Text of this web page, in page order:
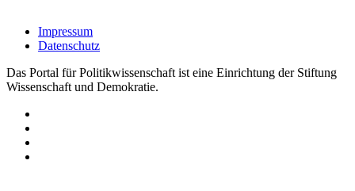
Impressum
Datenschutz
Das Portal für Politikwissenschaft ist eine Einrichtung der Stiftung
Wissenschaft und Demokratie.